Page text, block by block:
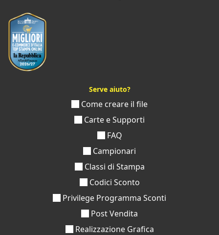
Serve aiuto?
Come creare il file
Carte e Supporti
FAQ
Campionari
Classi di Stampa
Codici Sconto
Privilege Programma Sconti
Post Vendita
Realizzazione Grafica